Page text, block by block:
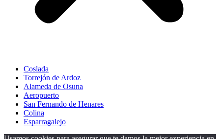
Coslada
Torrejón de Ardoz
Alameda de Osuna
Aeropuerto
San Fernando de Henares
Colina
Esparragalejo